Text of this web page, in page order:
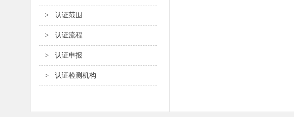
> 认证范围
> 认证流程
> 认证申报
> 认证检测机构